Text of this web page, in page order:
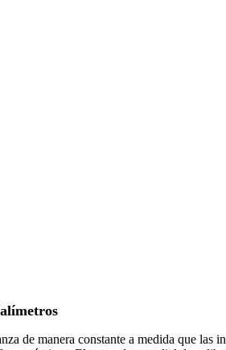
de manera constante a medida que